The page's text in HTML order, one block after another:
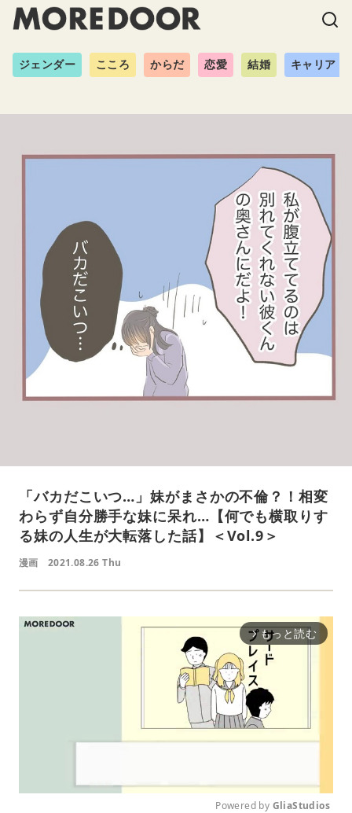
ジェンダー こころ からだ 恋愛 結婚 キャリア
「バカだこいつ…」妹がまさかの不倫？！相変
わらず自分勝手な妹に呆れ…【何でも横取りす
る妹の人生が大転落した話】＜Vol.9＞
漫画 2021.08.26 Thu
arrow_forward_ios もっと読む
Powered by GliaStudios